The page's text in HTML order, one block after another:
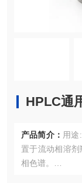
HPLC通
产品简介： 用
置于流动相溶
相色谱。